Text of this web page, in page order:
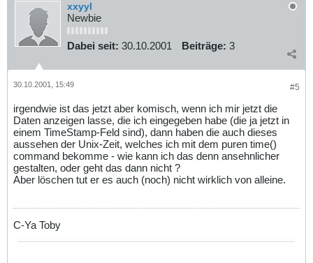
xxyyl
Newbie
Dabei seit: 30.10.2001 Beiträge: 3
#5
30.10.2001, 15:49
irgendwie ist das jetzt aber komisch, wenn ich mir jetzt die
Daten anzeigen lasse, die ich eingegeben habe (die ja jetzt in
einem TimeStamp-Feld sind), dann haben die auch dieses
aussehen der Unix-Zeit, welches ich mit dem puren time()
command bekomme - wie kann ich das denn ansehnlicher
gestalten, oder geht das dann nicht ?
Aber löschen tut er es auch (noch) nicht wirklich von alleine.
C-Ya Toby